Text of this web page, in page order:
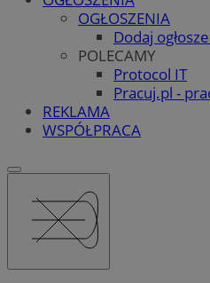
OGŁOSZENIA
Dodaj
POLECAMY
Protocol IT
Pracuj.pl -
REKLAMA
WSPÓŁPRACA